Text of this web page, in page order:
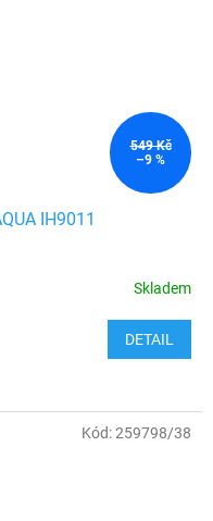
549 Kč
–9 %
IH9011
Skladem
DETAIL
Kód:259798/38